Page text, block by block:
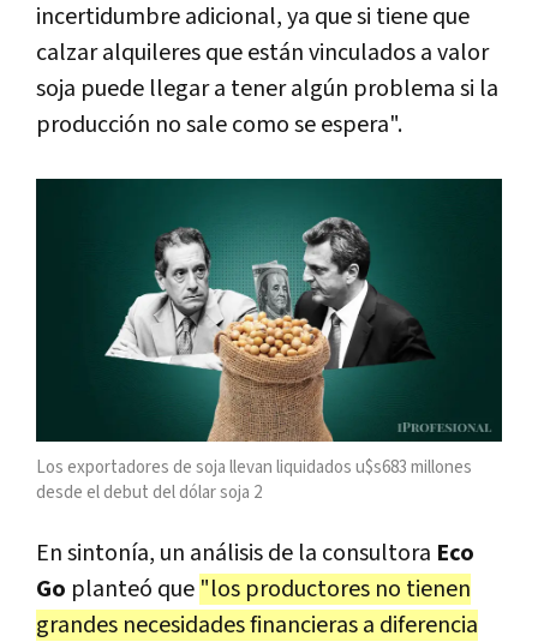
incertidumbre adicional, ya que si tiene que
calzar alquileres que están vinculados a valor
soja puede llegar a tener algún problema si la
producción no sale como se espera".
Los exportadores de soja llevan liquidados u$s683 millones
desde el debut del dólar soja 2
En sintonía, un análisis de la consultora Eco
Go planteó que "los productores no tienen
grandes necesidades financieras a diferencia